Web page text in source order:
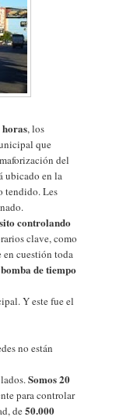
horas, los
que
del
ubicado en la
tendido. Les
controlando
clave, como
en cuestión toda
de tiempo
Y este fue el
no están
Somos 20
para controlar
de50.000